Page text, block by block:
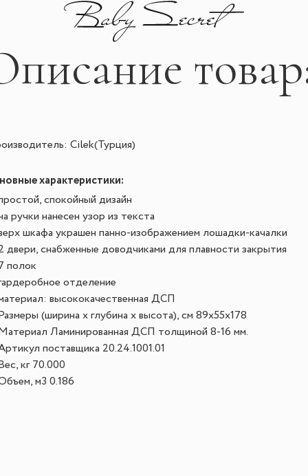
Cilek(Турция)
характеристики:
спокойный дизайн
ручки нанесен узор из текста
шкафа украшен панно-изображением лошадки-качалки
двери, снабженные доводчиками для плавности закрытия
полок
отделение
высококачественная ДСП
Размеры (ширина х глубина х высота), см 89х55х178
Материал Ламинированная ДСП толщиной 8-16 мм.
поставщика 20.24.1001.01
Вес, кг 70.000
м3 0.186